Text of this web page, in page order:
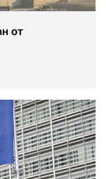
от